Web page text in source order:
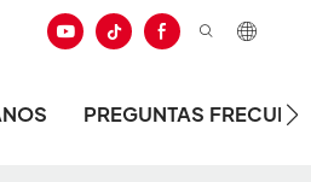
PREGUNTAS